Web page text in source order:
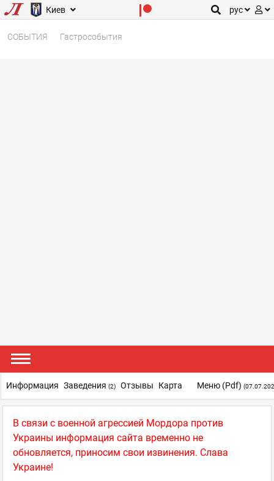
Киев рус
СОБЫТИЯ Гастрособытия
В связи с военной агрессией Мордора против
Украины информация сайта временно не
обновляется, приносим свои извинения. Слава
Украине!
Информация Заведения (2) Отзывы Карта Меню (pdf)